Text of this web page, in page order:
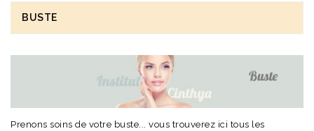
BUSTE
Prenons soins de votre buste... vous trouverez ici tous les